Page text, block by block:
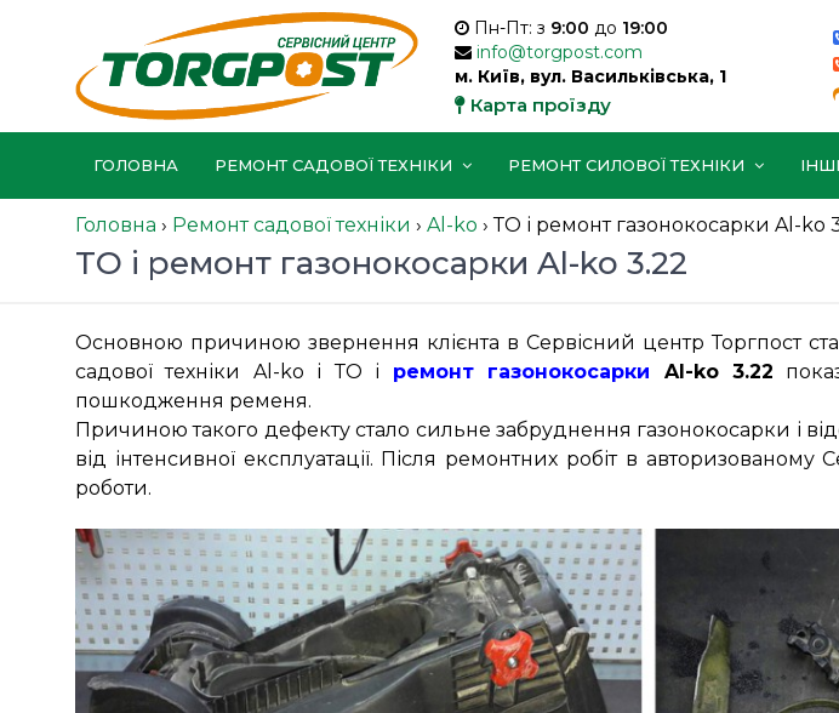
Пн-Пт: з 9:00 до 19:00
info@torgpost.com
м. Київ, вул. Васильківська, 1
Карта проїзду
ГОЛОВНА РЕМОНТ САДОВОЇ ТЕХНІКИ РЕМОНТ СИЛОВОЇ ТЕХНІКИ
Головна › Ремонт садової техніки › Al-ko ›ТО і ремонт газонокосарки Al-ko
ТО і ремонт газонокосарки Al-ko 3.22
Основною причиною звернення клієнта в Сервісний центр Торгпост
садової техніки Al-ko і ТО і ремонт газонокосарки Al-ko 3.22
пошкодження ременя.
Причиною такого дефекту стало сильне забруднення газонокосарки і
від інтенсивної експлуатації. Після ремонтних робіт в
роботи.